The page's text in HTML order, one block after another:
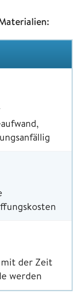
mit der Zeit
werden